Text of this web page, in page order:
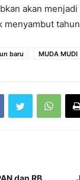
akan
menyambut
baru MUDA MUDI